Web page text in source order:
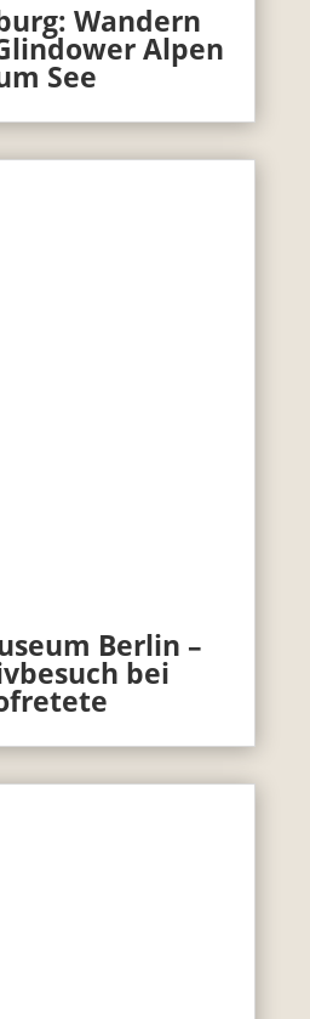
Wandern
Alpen
See
Berlin –
bei